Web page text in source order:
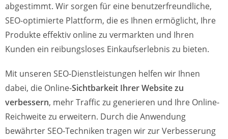
abgestimmt. Wir sorgen für eine benutzerfreundliche,
SEO-optimierte Plattform, die es Ihnen ermöglicht, Ihre
Produkte effektiv online zu vermarkten und Ihren
Kunden ein reibungsloses Einkaufserlebnis zu bieten.
Mit unseren SEO-Dienstleistungen helfen wir Ihnen
dabei, die Online-Sichtbarkeit Ihrer Website zu
verbessern, mehr Traffic zu generieren und Ihre Online-
Reichweite zu erweitern. Durch die Anwendung
bewährter SEO-Techniken tragen wir zur Verbesserung